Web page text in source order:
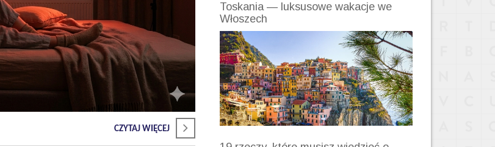
CZYTAJ WIĘCEJ
Toskania — luksusowe wakacje we
Włoszech